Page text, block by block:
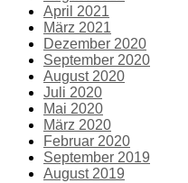
April 2021
März 2021
Dezember 2020
September 2020
August 2020
Juli 2020
Mai 2020
März 2020
Februar 2020
September 2019
August 2019